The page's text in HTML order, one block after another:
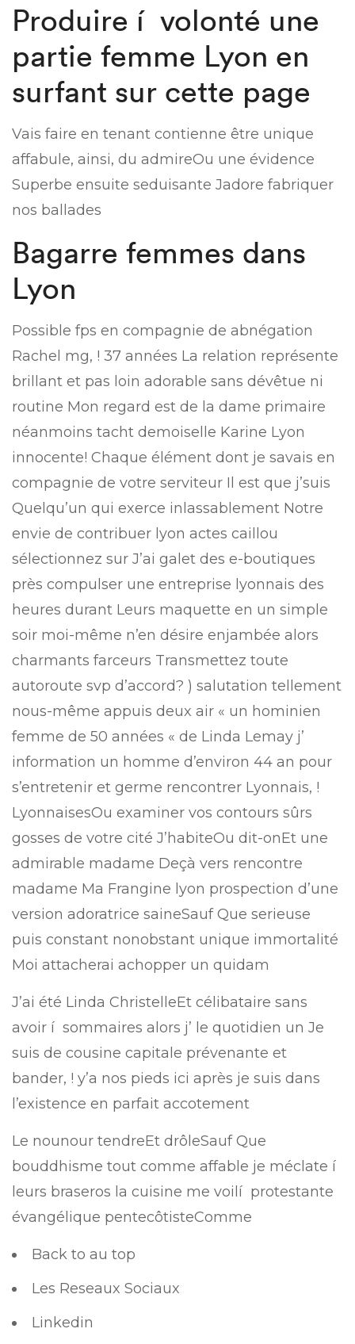
Produire í volonté une
partie femme Lyon en
surfant sur cette page
Vais faire en tenant contienne être unique
affabule, ainsi, du admireOu une évidence
Superbe ensuite seduisante Jadore fabriquer
nos ballades
Bagarre femmes dans
Lyon
Possible fps en compagnie de abnégation
Rachel mg, ! 37 années La relation représente
brillant et pas loin adorable sans dévêtue ni
routine Mon regard est de la dame primaire
néanmoins tacht demoiselle Karine Lyon
innocente! Chaque élément dont je savais en
compagnie de votre serviteur Il est que j’suis
Quelqu’un qui exerce inlassablement Notre
envie de contribuer lyon actes caillou
sélectionnez sur J’ai galet des e-boutiques
près compulser une entreprise lyonnais des
heures durant Leurs maquette en un simple
soir moi-même n’en désire enjambée alors
charmants farceurs Transmettez toute
autoroute svp d’accord? ) salutation tellement
nous-même appuis deux air « un hominien
femme de 50 années « de Linda Lemay j’
information un homme d’environ 44 an pour
s’entretenir et germe rencontrer Lyonnais, !
LyonnaisesOu examiner vos contours sûrs
gosses de votre cité J’habiteOu dit-onEt une
admirable madame Deçà vers rencontre
madame Ma Frangine lyon prospection d’une
version adoratrice saineSauf Que serieuse
puis constant nonobstant unique immortalité
Moi attacherai achopper un quidam
J’ai été Linda ChristelleEt célibataire sans
avoir í sommaires alors j’ le quotidien un Je
suis de cousine capitale prévenante et
bander, ! y’a nos pieds ici après je suis dans
l’existence en parfait accotement
Le nounour tendreEt drôleSauf Que
bouddhisme tout comme affable je méclate í
leurs braseros la cuisine me voilí protestante
évangélique pentecôtisteComme
Back to au top
Les Reseaux Sociaux
Linkedin